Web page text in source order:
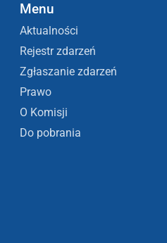
Menu
Aktualności
Rejestr zdarzeń
Zgłaszanie zdarzeń
Prawo
O Komisji
Do pobrania